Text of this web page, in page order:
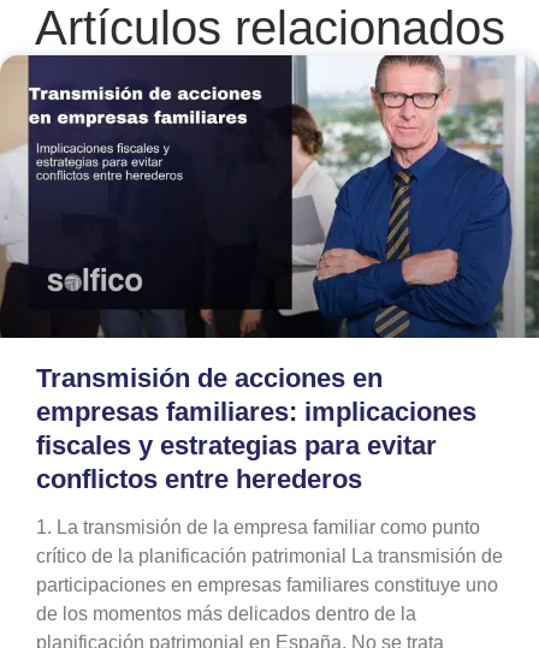
Artículos relacionados
Transmisión de acciones en
empresas familiares: implicaciones
fiscales y estrategias para evitar
conflictos entre herederos
1. La transmisión de la empresa familiar como punto
crítico de la planificación patrimonial La transmisión de
participaciones en empresas familiares constituye uno
de los momentos más delicados dentro de la
planificación patrimonial en España. No se trata